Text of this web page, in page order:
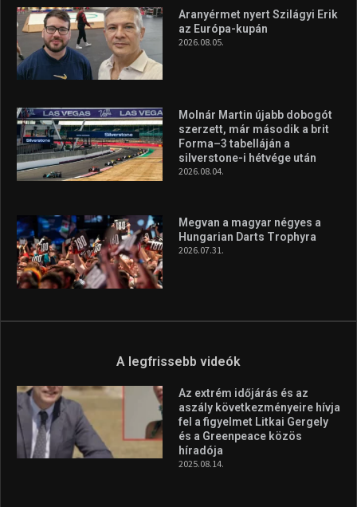
Aranyérmet nyert Szilágyi Erik
az Európa-kupán
2026.08.05.
Molnár Martin újabb dobogót
szerzett, már második a brit
Forma–3 tabelláján a
silverstone-i hétvége után
2026.08.04.
Megvan a magyar négyes a
Hungarian Darts Trophyra
2026.07.31.
A legfrissebb videók
Az extrém időjárás és az
aszály következményeire hívja
fel a figyelmet Litkai Gergely
és a Greenpeace közös
híradója
2025.08.14.